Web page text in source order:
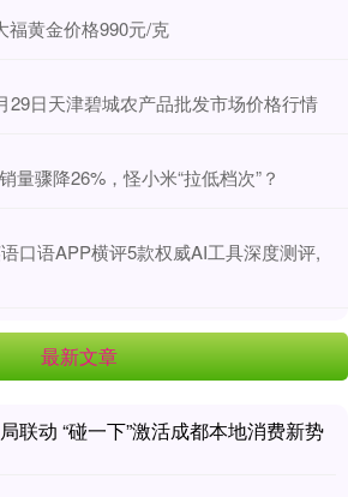
福黄金价格990元/克
29日天津碧城农产品批发市场价格行情
量骤降26%，怪小米“拉低档次”？
口语APP横评5款权威AI工具深度测评,
最新文章
联动 “碰一下”激活成都本地消费新势